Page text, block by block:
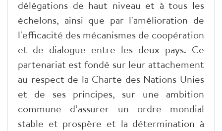
délégations de haut niveau et à tous les
échelons, ainsi que par l'amélioration de
l'efficacité des mécanismes de coopération
et de dialogue entre les deux pays. Ce
partenariat est fondé sur leur attachement
au respect de la Charte des Nations Unies
et de ses principes, sur une ambition
commune d’assurer un ordre mondial
stable et prospère et la détermination à